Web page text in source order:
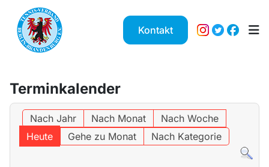
Kontakt
Terminkalender
Nach Jahr Nach Monat
Nach Woche
Heute
Gehe zu Monat Nach Kategorie